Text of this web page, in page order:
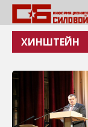
ХИНШТЕЙН